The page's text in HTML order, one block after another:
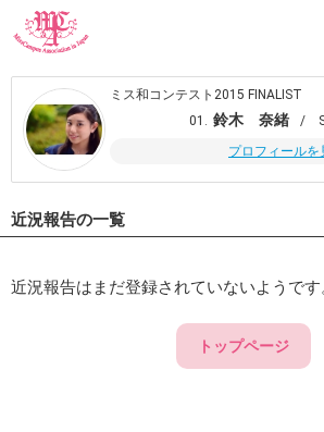
ミス和コンテスト2015 FINALIST
01. 鈴木 奈緒
/
プロフィールを
近況報告の一覧
近況報告はまだ登録されていないようです
トップページ